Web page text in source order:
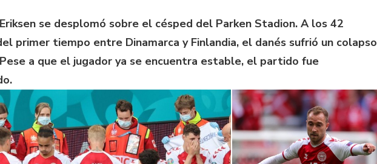
se desplomó sobre el césped del Parken Stadion. A los 42
primer tiempo entre Dinamarca y Finlandia, el danés sufrió un colapso
a que el jugador ya se encuentra estable, el partido fue